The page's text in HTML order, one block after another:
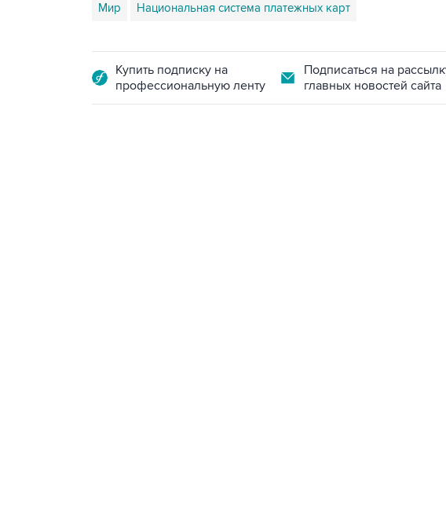
Мир Национальная система платежных карт
Купить подписку на
профессиональную ленту
Подписаться на
главных новостей сайта